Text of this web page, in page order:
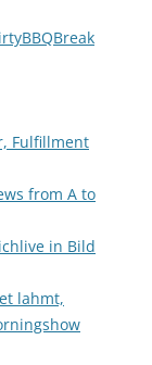
Fulfillment
from A to
in Bild
lahmt,